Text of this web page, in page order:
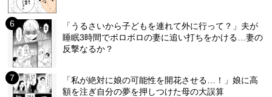
「うるさいから子どもを連れて外に行って？」夫が
睡眠3時間でボロボロの妻に追い打ちをかける…妻の
反撃なるか？
「私が絶対に娘の可能性を開花させる…！」娘に高
額を注ぎ自分の夢を押しつけた母の大誤算